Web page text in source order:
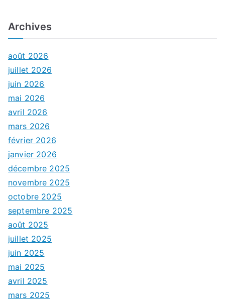
Archives
août 2026
juillet 2026
juin 2026
mai 2026
avril 2026
mars 2026
février 2026
janvier 2026
décembre 2025
novembre 2025
octobre 2025
septembre 2025
août 2025
juillet 2025
juin 2025
mai 2025
avril 2025
mars 2025